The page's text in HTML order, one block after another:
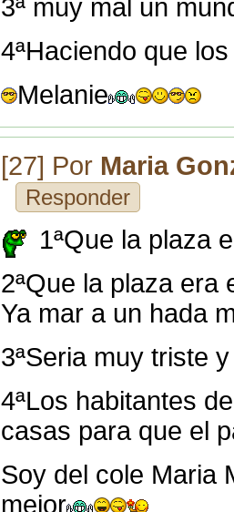
3ª muy mal un
4ªHaciendo que
Melanie
[27] Por Maria
Responder
1ªQue la plaza
2ªQue la plaza era
Ya mar a un hada
3ªSeria muy triste
4ªLos habitantes
casas para que el
Soy del cole Maria
mejor